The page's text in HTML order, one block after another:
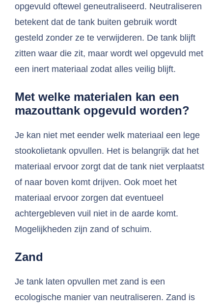
opgevuld oftewel geneutraliseerd. Neutraliseren
betekent dat de tank buiten gebruik wordt
gesteld zonder ze te verwijderen. De tank blijft
zitten waar die zit, maar wordt wel opgevuld met
een inert materiaal zodat alles veilig blijft.
Met welke materialen kan een
mazouttank opgevuld worden?
Je kan niet met eender welk materiaal een lege
stookolietank opvullen. Het is belangrijk dat het
materiaal ervoor zorgt dat de tank niet verplaatst
of naar boven komt drijven. Ook moet het
materiaal ervoor zorgen dat eventueel
achtergebleven vuil niet in de aarde komt.
Mogelijkheden zijn zand of schuim.
Zand
Je tank laten opvullen met zand is een
ecologische manier van neutraliseren. Zand is